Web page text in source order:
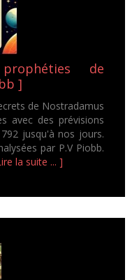
de
]
de Nostradamus
avec des prévisions
jusqu'à nos jours.
par P.V Piobb.
la suite ... ]